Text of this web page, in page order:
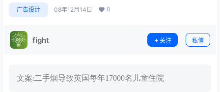
广告设计 08年12月14日 0
fight 关注 私信
文案:二手烟导致英国每年17000名儿童住院